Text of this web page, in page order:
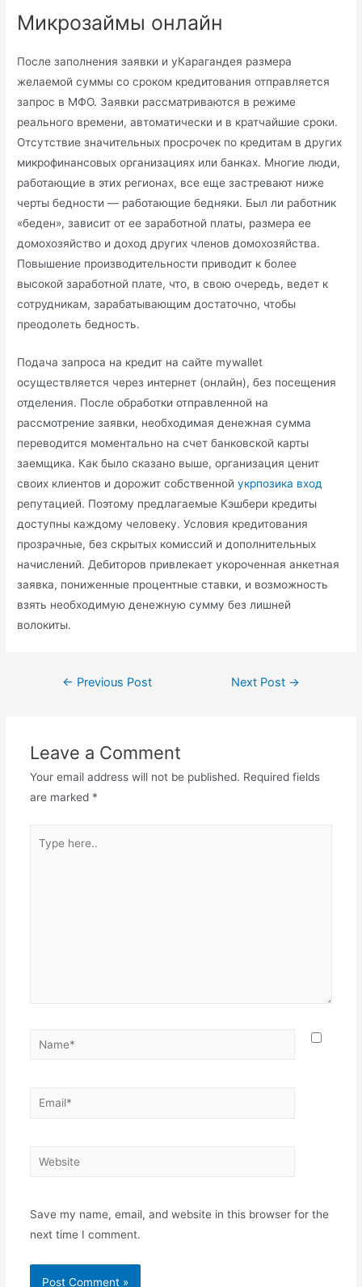
Микрозаймы онлайн
После заполнения заявки и уКарагандея размера
желаемой суммы со сроком кредитования отправляется
запрос в МФО. Заявки рассматриваются в режиме
реального времени, автоматически и в кратчайшие сроки.
Отсутствие значительных просрочек по кредитам в других
микрофинансовых организациях или банках. Многие люди,
работающие в этих регионах, все еще застревают ниже
черты бедности — работающие бедняки. Был ли работник
«беден», зависит от ее заработной платы, размера ее
домохозяйство и доход других членов домохозяйства.
Повышение производительности приводит к более
высокой заработной плате, что, в свою очередь, ведет к
сотрудникам, зарабатывающим достаточно, чтобы
преодолеть бедность.
Подача запроса на кредит на сайте mywallet
осуществляется через интернет (онлайн), без посещения
отделения. После обработки отправленной на
рассмотрение заявки, необходимая денежная сумма
переводится моментально на счет банковской карты
заемщика. Как было сказано выше, организация ценит
своих клиентов и дорожит собственнойукрпозика вход
репутацией. Поэтому предлагаемые Кэшбери кредиты
доступны каждому человеку. Условия кредитования
прозрачные, без скрытых комиссий и дополнительных
начислений. Дебиторов привлекает укороченная анкетная
заявка, пониженные процентные ставки, и возможность
взять необходимую денежную сумму без лишней
волокиты.
Post← Previous Post Next Post →
Leave a Comment
Your email address will not be published. Required fields
are marked *
here..
Name*
Email*
Website
Save my name, email, and website in this browser for the
next time I comment.